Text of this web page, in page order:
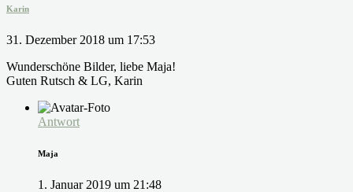
Karin
31. Dezember 2018 um 17:53
Wunderschöne Bilder, liebe Maja!
Guten Rutsch & LG, Karin
Antwort
Maja
1. Januar 2019 um 21:48